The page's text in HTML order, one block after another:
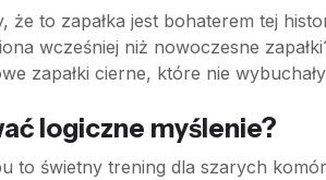
że to zapałka jest bohaterem tej
wcześniej niż nowoczesne
zapałki cierne, które nie
logiczne myślenie?
to świetny trening dla szarych